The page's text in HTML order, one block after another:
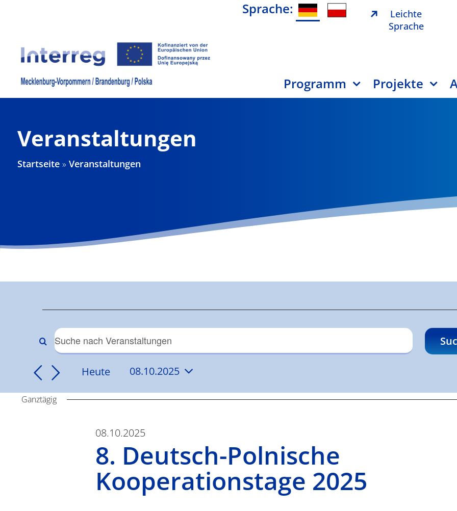
Sprache:
Leichte
Sprache
Programm Projekte
Veranstaltungen
Startseite »Veranstaltungen
Veranstaltungen
für
08.10.2025
Veranstaltungen
Suche
und
Ansichten,
Navigation
Bitte
eingeben.
nach
Heute 08.10.2025
Datum
wählen.
Ganztägig
8. Deutsch-Polnische
Kooperationstage 2025
08.10.2025